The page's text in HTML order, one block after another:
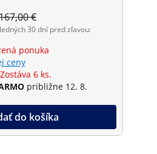
€
30 dní pred zľavou:
ponuka
ceny
6 ks.
približne 12. 8.
do košíka